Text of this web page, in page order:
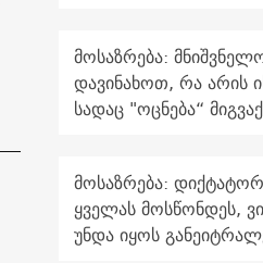
მოსაზრება:
დავინახოთ, რა არის
სადაც "ოცნება“
მოსაზრება:
ყველას მოსწონდეს,
უნდა იყოს